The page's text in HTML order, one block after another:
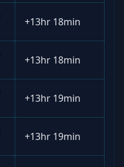
+13hr 18min
+13hr 18min
+13hr 19min
+13hr 19min